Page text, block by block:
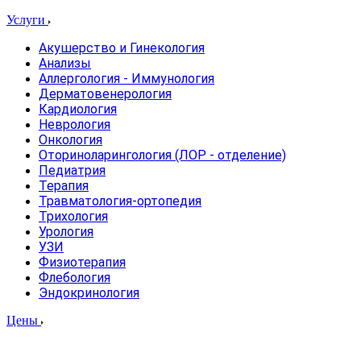
Услуги
Акушерство и Гинекология
Анализы
Аллергология - Иммунология
Дерматовенерология
Кардиология
Неврология
Онкология
Оториноларингология (ЛОР - отделение)
Педиатрия
Терапия
Травматология-ортопедия
Трихология
Урология
УЗИ
Физиотерапия
Флебология
Эндокринология
Цены